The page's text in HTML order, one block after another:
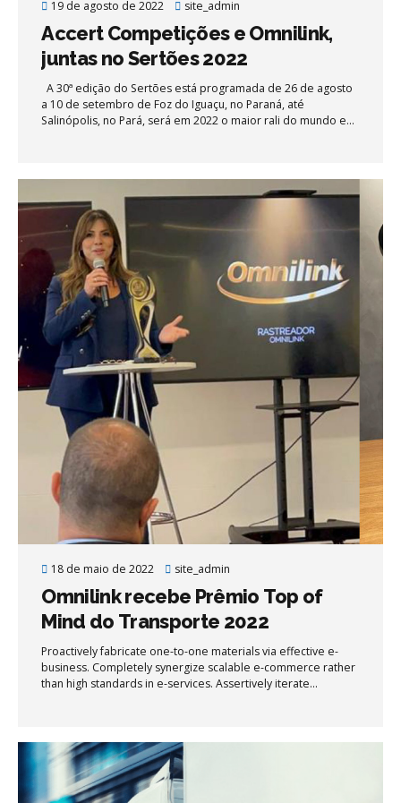
19 de agosto de 2022 site_admin
Accert Competições e Omnilink,
juntas no Sertões 2022
A 30ª edição do Sertões está programada de 26 de agosto
a 10 de setembro de Foz do Iguaçu, no Paraná, até
Salinópolis, no Pará, será em 2022 o maior rali do mundo e
PA; e 14 cidades. Um evento único que passará pelas
belezas naturais do país, com incríveis cenários. A Accert
Competições orgulha-se de enfrentar o desafio do...
18 de maio de 2022 site_admin
Omnilink recebe Prêmio Top of
Mind do Transporte 2022
Proactively fabricate one-to-one materials via effective e-
business. Completely synergize scalable e-commerce rather
than high standards in e-services. Assertively iterate